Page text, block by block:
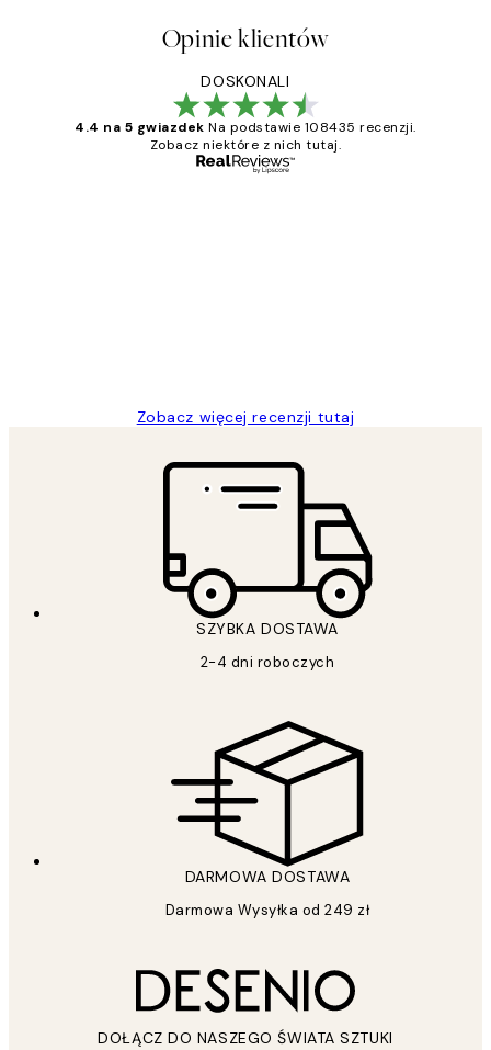
Opinie klientów
DOSKONALI
4.4 na 5 gwiazdek Na podstawie 108435 recenzji.
Zobacz niektóre z nich tutaj.
Zobacz więcej recenzji tutaj
SZYBKA DOSTAWA
2-4 dni roboczych
DARMOWA DOSTAWA
Darmowa Wysyłka od 249 zł
DOŁĄCZ DO NASZEGO ŚWIATA SZTUKI